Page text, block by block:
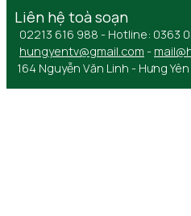
Liên hệ toà soạn
02213 616 988 - Hotline: 0363
hungyentv@gmail.com -
164 Nguyễn Văn Linh - Hưng Yên